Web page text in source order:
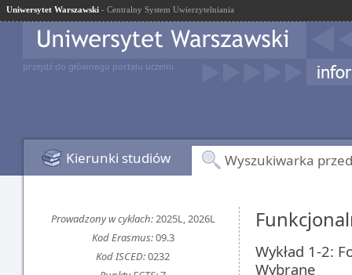
Uniwersytet Warszawski - Centralny System Uwierzytelniania
przejdź do głównego portalu uczelni
Kierunki studiów Wyszukiwarka
Prowadzony w cyklach:2025L, 2026L
Kod Erasmus:09.3
Kod ISCED:0232
Wykład 1-2:
Wybrane